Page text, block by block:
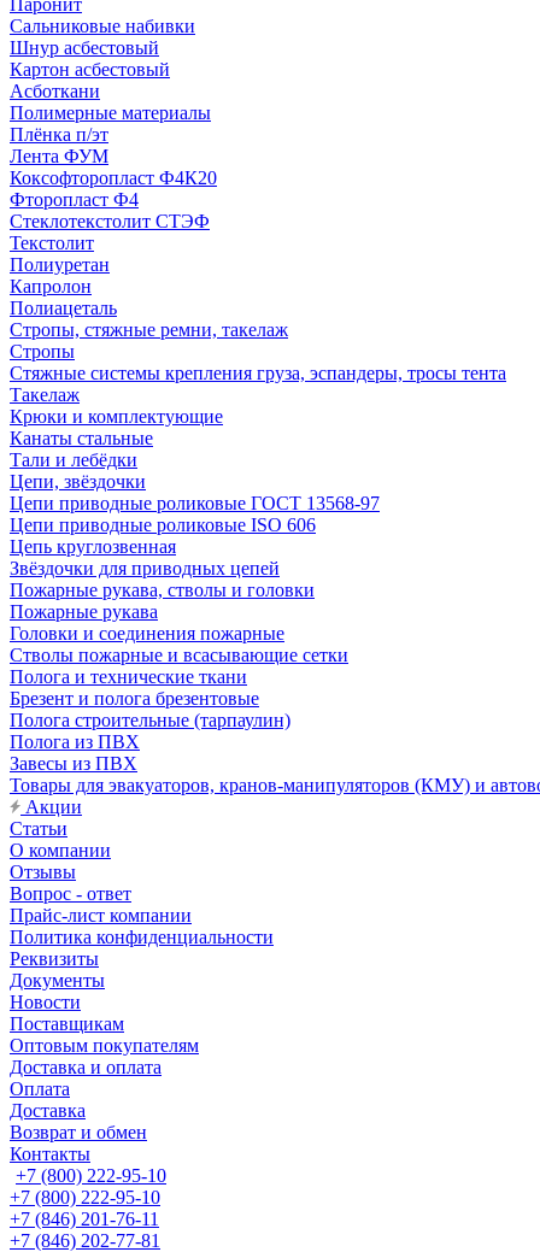
Паронит
Сальниковые набивки
Шнур асбестовый
Картон асбестовый
Асботкани
Полимерные материалы
Плёнка п/эт
Лента ФУМ
Коксофторопласт Ф4К20
Фторопласт Ф4
Стеклотекстолит СТЭФ
Текстолит
Полиуретан
Капролон
Полиацеталь
Стропы, стяжные ремни, такелаж
Стропы
Стяжные системы крепления груза, эспандеры, тросы тента
Такелаж
Крюки и комплектующие
Канаты стальные
Тали и лебёдки
Цепи, звёздочки
Цепи приводные роликовые ГОСТ 13568-97
Цепи приводные роликовые ISO 606
Цепь круглозвенная
Звёздочки для приводных цепей
Пожарные рукава, стволы и головки
Пожарные рукава
Головки и соединения пожарные
Стволы пожарные и всасывающие сетки
Полога и технические ткани
Брезент и полога брезентовые
Полога строительные (тарпаулин)
Полога из ПВХ
Завесы из ПВХ
Товары для эвакуаторов, кранов-манипуляторов (КМУ) и
Акции
Статьи
О компании
Отзывы
Вопрос - ответ
Прайс-лист компании
Политика конфиденциальности
Реквизиты
Документы
Новости
Поставщикам
Оптовым покупателям
Доставка и оплата
Оплата
Доставка
Возврат и обмен
Контакты
+7 (800) 222-95-10
+7 (800) 222-95-10
+7 (846) 201-76-11
+7 (846) 202-77-81